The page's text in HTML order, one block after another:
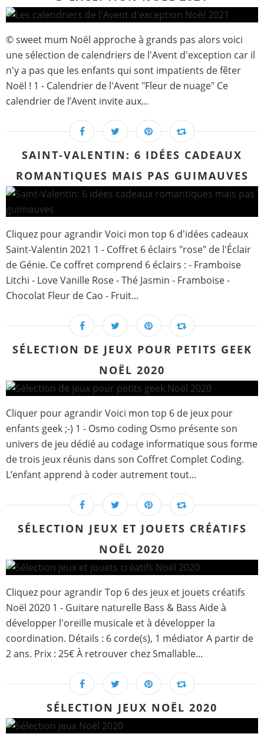
© sweet mum Noël approche à grands pas alors voici
une sélection de calendriers de l'Avent d'exception car il
n'y a pas que les enfants qui sont impatients de fêter
Noël ! 1 - Calendrier de l'Avent "Fleur de nuage" Ce
calendrier de l’Avent invite aux...
SAINT-VALENTIN: 6 IDÉES CADEAUX
ROMANTIQUES MAIS PAS GUIMAUVES
Cliquez pour agrandir Voici mon top 6 d'idées cadeaux
Saint-Valentin 2021 1 - Coffret 6 éclairs "rose" de l'Éclair
de Génie. Ce coffret comprend 6 éclairs : - Framboise
Litchi - Love Vanille Rose - Thé Jasmin - Framboise -
Chocolat Fleur de Cao - Fruit...
SÉLECTION DE JEUX POUR PETITS GEEK
NOËL 2020
Cliquer pour agrandir Voici mon top 6 de jeux pour
enfants geek ;-) 1 - Osmo coding Osmo présente son
univers de jeu dédié au codage informatique sous forme
de trois jeux réunis dans son Coffret Complet Coding.
L’enfant apprend à coder autrement tout...
SÉLECTION JEUX ET JOUETS CRÉATIFS
NOËL 2020
Cliquez pour agrandir Top 6 des jeux et jouets créatifs
Noël 2020 1 - Guitare naturelle Bass & Bass Aide à
développer l'oreille musicale et à développer la
coordination. Détails : 6 corde(s), 1 médiator A partir de
2 ans. Prix : 25€ À retrouver chez Smallable...
SÉLECTION JEUX NOËL 2020